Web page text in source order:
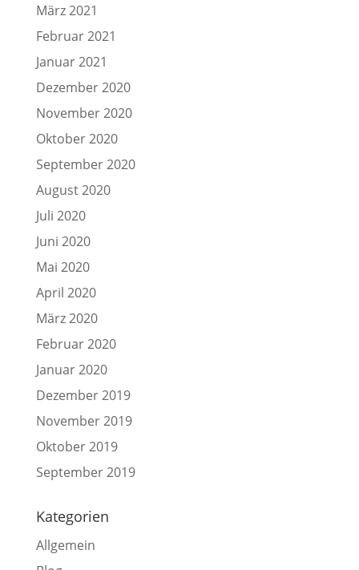
März 2021
Februar 2021
Januar 2021
Dezember 2020
November 2020
Oktober 2020
September 2020
August 2020
Juli 2020
Juni 2020
Mai 2020
April 2020
März 2020
Februar 2020
Januar 2020
Dezember 2019
November 2019
Oktober 2019
September 2019
Kategorien
Allgemein